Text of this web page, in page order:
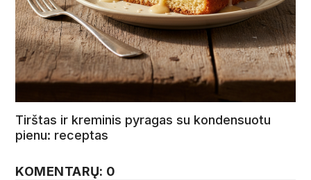
Tirštas ir kreminis pyragas su kondensuotu
pienu: receptas
KOMENTARŲ: 0